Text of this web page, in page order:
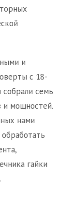
и
с 18-
семь
и мощностей.
нами
гайки